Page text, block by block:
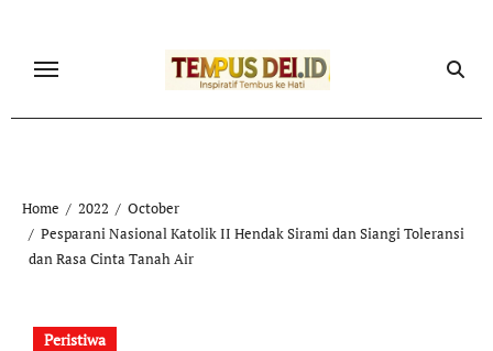
content
Home 2022
October
Pesparani Nasional Katolik II Hendak Sirami dan Siangi Toleransi
dan Rasa Cinta Tanah Air
Peristiwa